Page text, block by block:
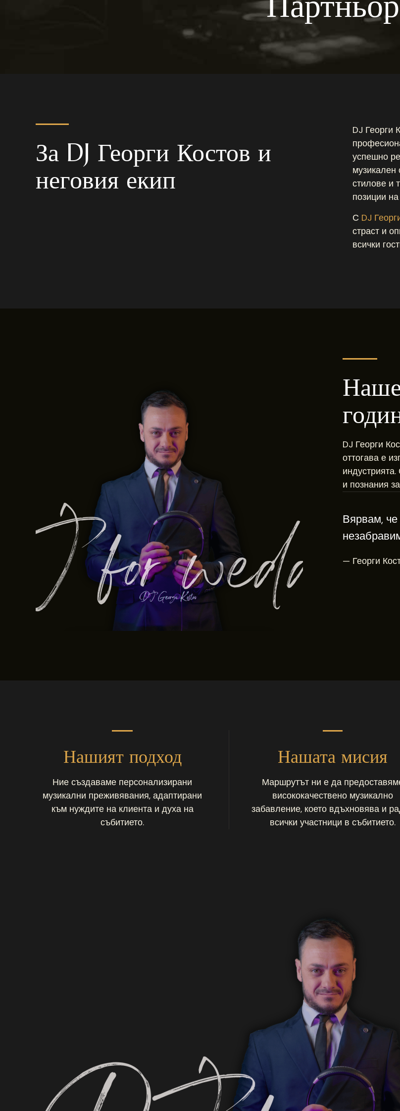
За DJ Георги Костов и
неговия екип
DJ Георги
успешно
музикален
стилове и
позиции
С DJ
страст и
всички
DJ Георги
оттогава е
и познания
Вярвам,
— Георги
Нашият подход
Ние създаваме персонализирани
музикални преживявания, адаптирани
към нуждите на клиента и духа на
събитието.
Нашата мисия
Маршрутът ни е да
висококачествено музикално
забавление, което вдъхновява и
всички участници в събитието.